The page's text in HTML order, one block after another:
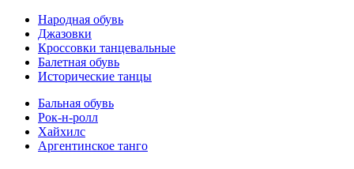
Народная обувь
Джазовки
Кроссовки танцевальные
Балетная обувь
Исторические танцы
Бальная обувь
Рок-н-ролл
Хайхилс
Аргентинское танго